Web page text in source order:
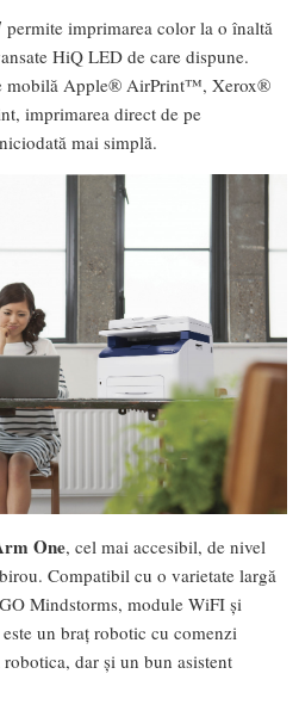
permite imprimarea color la o înaltă
HiQ LED de care dispune.
mobilă Apple® AirPrint™, Xerox®
imprimarea direct de pe
mai simplă.
One, cel mai accesibil, de nivel
Compatibil cu o varietate largă
Mindstorms, module WiFI și
un braț robotic cu comenzi
dar și un bun asistent